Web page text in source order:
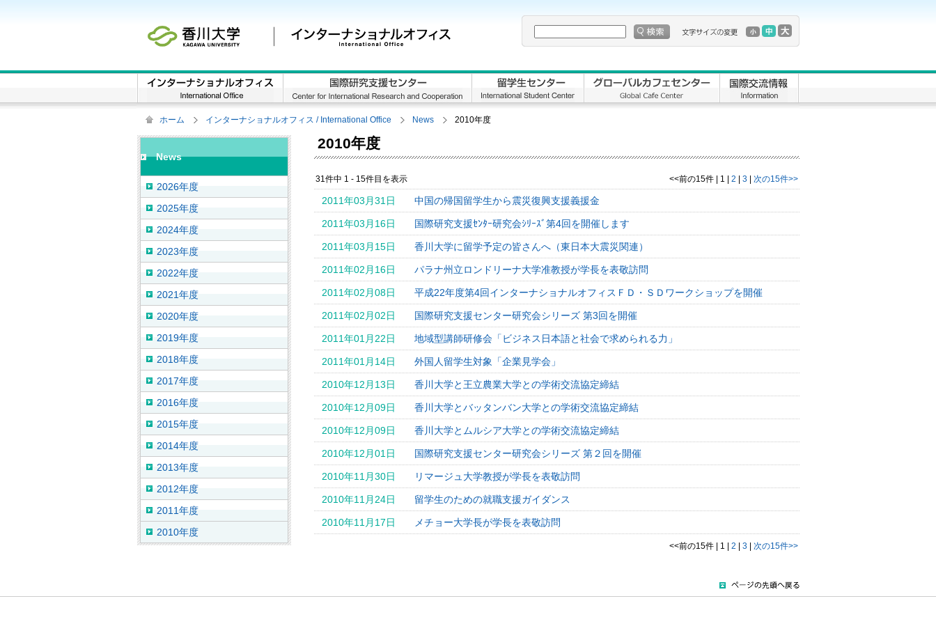
ホーム インターナショナルオフィス / International Office News 2010年度
2010年度
31件中 1 - 15件目を表示 <<前の15件| 1 2 3 次の15件>>
2011年03月31日 中国の帰国留学生から震災復興支援義援金
2011年03月16日 国際研究支援ｾﾝﾀｰ研究会ｼﾘｰｽﾞ第4回を開催します
2011年03月15日 香川大学に留学予定の皆さんへ（東日本大震災関連）
2011年02月16日 パラナ州立ロンドリーナ大学准教授が学長を表敬訪問
2011年02月08日 平成22年度第4回インターナショナルオフィスＦＤ・ＳＤワークショップを開催
2011年02月02日 国際研究支援センター研究会シリーズ 第3回を開催
2011年01月22日 地域型講師研修会「ビジネス日本語と社会で求められる力」
2011年01月14日 外国人留学生対象「企業見学会」
2010年12月13日 香川大学と王立農業大学との学術交流協定締結
2010年12月09日 香川大学とバッタンバン大学との学術交流協定締結
2010年12月09日 香川大学とムルシア大学との学術交流協定締結
2010年12月01日 国際研究支援センター研究会シリーズ 第２回を開催
2010年11月30日 リマージュ大学教授が学長を表敬訪問
2010年11月24日 留学生のための就職支援ガイダンス
2010年11月17日 メチョー大学長が学長を表敬訪問
<<前の15件| 1 2 3 次の15件>>
News
2026年度
2025年度
2024年度
2023年度
2022年度
2021年度
2020年度
2019年度
2018年度
2017年度
2016年度
2015年度
2014年度
2013年度
2012年度
2011年度
2010年度